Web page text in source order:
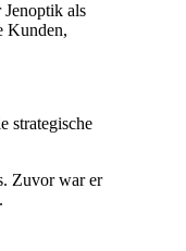
als
Kunden,
strategische
Zuvor war er